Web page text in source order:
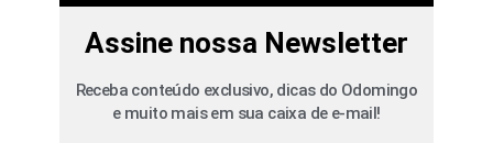
Assine nossa Newsletter
Receba conteúdo exclusivo, dicas do Odomingo
e muito mais em sua caixa de e-mail!